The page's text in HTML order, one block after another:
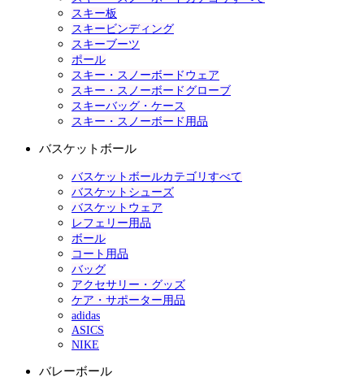
スキー板
スキービンディング
スキーブーツ
ポール
スキー・スノーボードウェア
スキー・スノーボードグローブ
スキーバッグ・ケース
スキー・スノーボード用品
バスケットボール
バスケットボールカテゴリすべて
バスケットシューズ
バスケットウェア
レフェリー用品
ボール
コート用品
バッグ
アクセサリー・グッズ
ケア・サポーター用品
adidas
ASICS
NIKE
バレーボール